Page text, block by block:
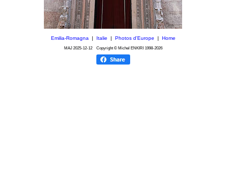
Emilia-Romagna| Italie Photos d'Europe Home
MAJ 2025-12-12Copyright © Michel ENKIRI 1998-2026